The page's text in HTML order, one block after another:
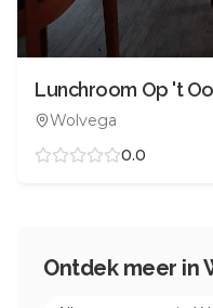
Lunchroom Op 't
Wolvega
0.0
Ontdek meer in